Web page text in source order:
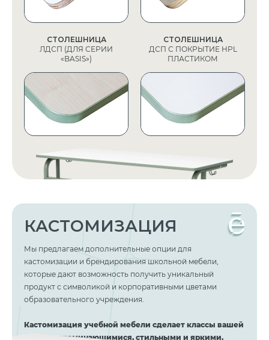
СТОЛЕШНИЦА
ЛДСП (ДЛЯ СЕРИИ
«BASIS»)
СТОЛЕШНИЦА
ДСП С ПОКРЫТИЕ HPL
ПЛАСТИКОМ
КАСТОМИЗАЦИЯ
Мы предлагаем дополнительные опции для
кастомизации и брендирования школьной мебели,
которые дают возможность получить уникальный
продукт с символикой и корпоративными цветами
образовательного учреждения.
Кастомизация учебной мебели сделает классы вашей
школы запоминающимися, стильными и яркими.